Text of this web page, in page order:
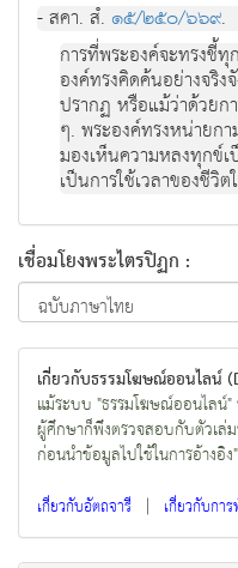
- สคา. สํ. ๑๕/๒๕๐/๖๖๙.
การที่พระองคจะทรงชี้ทุ
องคทรงคิดคนอยางจริ
ปรากฏ หรือแมวาดวย
ๆ. พระองคทรงหนาย
มองเห็นความหลงทุกขเ
เปนการใชเวลาของชีวิ
เชื่อมโยงพระไตรปิฏก :
เกี่ยวกับธรรมโฆษณ์ออนไลน์
แม้ระบบ "ธรรมโฆษณ์ออนไลน์
ผู้ศึกษาก็พึงตรวจสอบกับตัวเล่
ก่อนนำข้อมูลไปใช้ในการอ้างอิง"
เกี่ยวกับอัตถจารี | เกี่ยวกับกา